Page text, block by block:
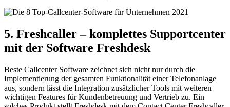
5. Freshcaller – komplettes Supportcenter
mit der Software Freshdesk
Beste Callcenter Software zeichnet sich nicht nur durch die
Implementierung der gesamten Funktionalität einer Telefonanlage
aus, sondern lässt die Integration zusätzlicher Tools mit weiteren
wichtigen Features für Kundenbetreuung und Vertrieb zu. Ein